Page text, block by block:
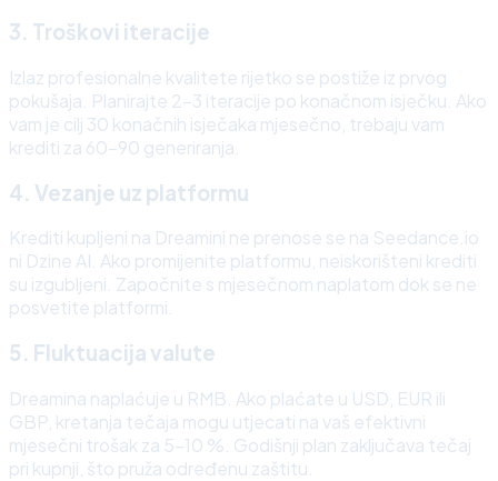
3. Troškovi iteracije
Izlaz profesionalne kvalitete rijetko se postiže iz prvog
pokušaja. Planirajte 2–3 iteracije po konačnom isječku. Ako
vam je cilj 30 konačnih isječaka mjesečno, trebaju vam
krediti za 60–90 generiranja.
4. Vezanje uz platformu
Krediti kupljeni na Dreamini ne prenose se na Seedance.io
ni Dzine AI. Ako promijenite platformu, neiskorišteni krediti
su izgubljeni. Započnite s mjesečnom naplatom dok se ne
posvetite platformi.
5. Fluktuacija valute
Dreamina naplaćuje u RMB. Ako plaćate u USD, EUR ili
GBP, kretanja tečaja mogu utjecati na vaš efektivni
mjesečni trošak za 5–10 %. Godišnji plan zaključava tečaj
pri kupnji, što pruža određenu zaštitu.